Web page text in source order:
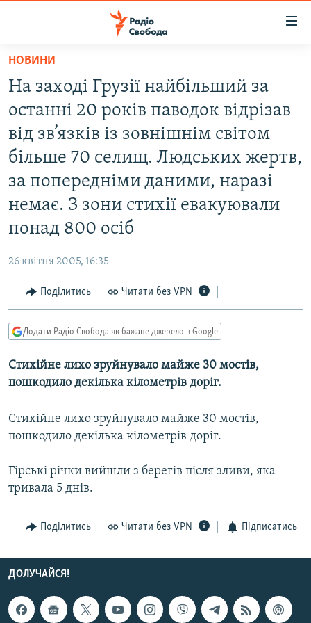
Перейти
основного
матеріалу
Перейти
до
основної
навігації
до
пошуку
ВСЕ ЗА ДОБУ
СТАТТІ
СУСПІЛЬСТВО
КУЛЬТУРА
СВІТ
ВІЙНА
РОСІЙСЬКА «ФІЛЬТРАЦІЯ»
ДОНБАС.РЕАЛІЇ
КРИМ.РЕАЛІЇ
КИТАЙ.ВИКЛИКИ
МУЛЬТИМЕДІА
КРИМ РЕАЛІЇ
УКР
ДОЛУЧАЙСЯ!
НОВИНИ
На заході Грузії найбільший за
останні 20 років паводок відрізав
від зв’язків із зовнішнім світом
більше 70 селищ. Людських жертв,
за попередніми даними, наразі
немає. З зони стихії евакуювали
понад 800 осіб
26 квітня 2005, 16:35
Поділитись Читати без VPN
Додати Радіо Свобода як бажане джерело в Google
Стихійне лихо зруйнувало майже 30 мостів,
пошкодило декілька кілометрів доріг.
Стихійне лихо зруйнувало майже 30 мостів,
пошкодило декілька кілометрів доріг.
Гірські річки вийшли з берегів після зливи, яка
тривала 5 днів.
Поділитись Читати без VPN Підписатись
ДОЛУЧАЙСЯ!